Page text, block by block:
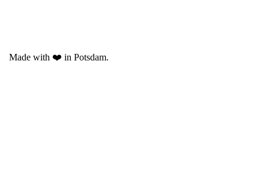
Made with ❤️ in Potsdam.